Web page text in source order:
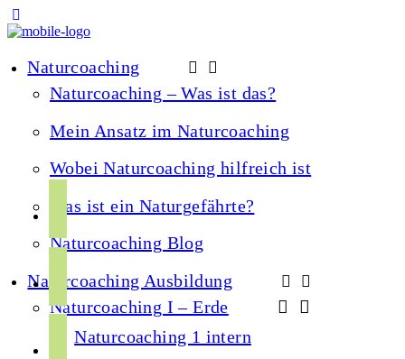
Naturcoaching
Naturcoaching – Was ist das?
Mein Ansatz im Naturcoaching
Wobei Naturcoaching hilfreich ist
Was ist ein Naturgefährte?
Naturcoaching Blog
Naturcoaching Ausbildung
Naturcoaching I – Erde
Naturcoaching 1 intern
c
b
o
n
s